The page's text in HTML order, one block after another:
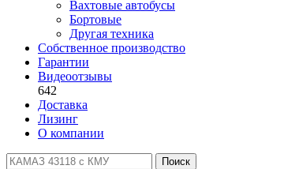
Вахтовые автобусы
Бортовые
Другая техника
Собственное производство
Гарантии
Видеоотзывы
642
Доставка
Лизинг
О компании
Поиск